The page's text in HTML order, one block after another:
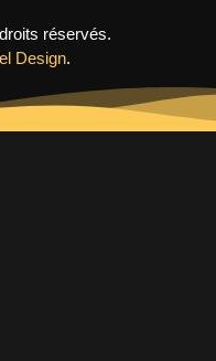
réservés.
Design.